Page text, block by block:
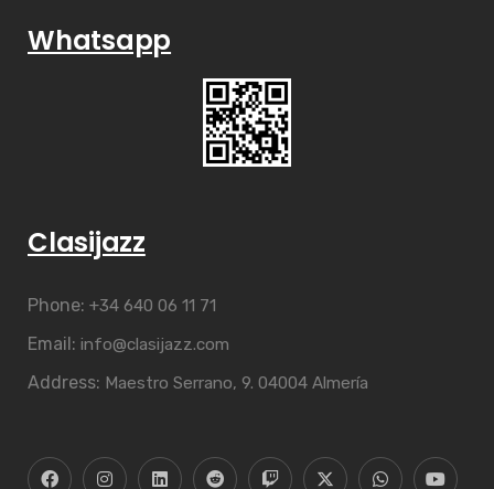
Whatsapp
Clasijazz
Phone: +34 640 06 11 71
Email: info@clasijazz.com
Address: Maestro Serrano, 9. 04004 Almería